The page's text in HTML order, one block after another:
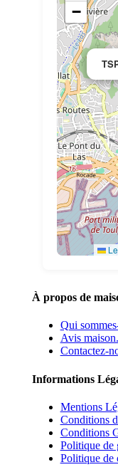
−
À propos de
Qui
Avis
Contactez-
Informations
Mentions
Conditions
Conditions
Politique de
Politique de